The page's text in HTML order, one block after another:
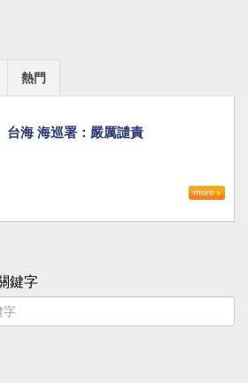
熱門
台海 海巡署：嚴厲譴責
鍵字